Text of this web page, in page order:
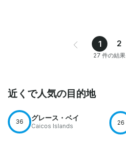
1 2
27 件の結果
近くで人気の目的地
36 グレース・ベイ
Caicos Islands 26